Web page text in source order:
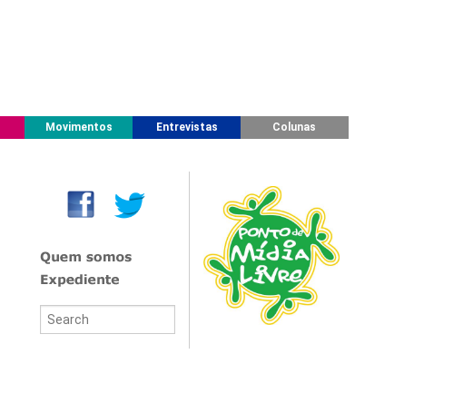
Movimentos Entrevistas Colunas